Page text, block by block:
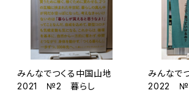
みんなでつくる中国山地
2021 №2 暮らし
みんなで
2022 №3